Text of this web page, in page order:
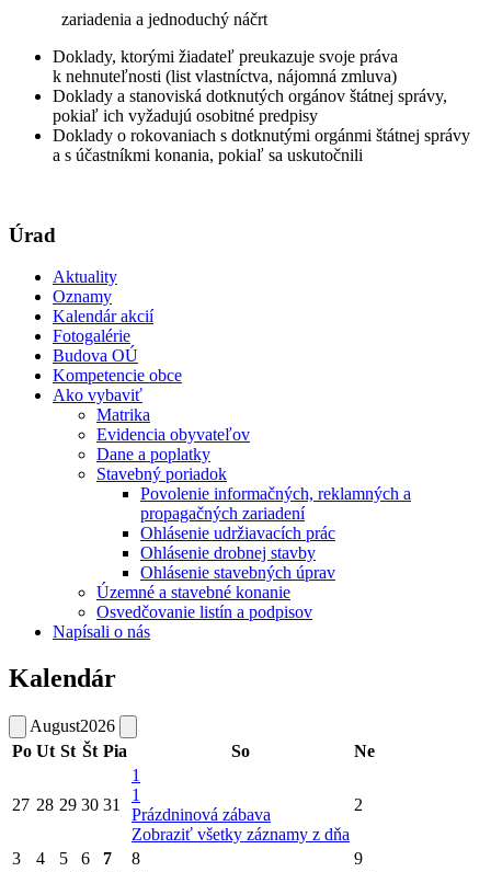
zariadenia a jednoduchý náčrt
Doklady, ktorými žiadateľ preukazuje svoje práva
k nehnuteľnosti (list vlastníctva, nájomná zmluva)
Doklady a stanoviská dotknutých orgánov štátnej správy,
pokiaľ ich vyžadujú osobitné predpisy
Doklady o rokovaniach s dotknutými orgánmi štátnej správy
a s účastníkmi konania, pokiaľ sa uskutočnili
Úrad
Aktuality
Oznamy
Kalendár akcií
Fotogalérie
Budova OÚ
Kompetencie obce
Ako vybaviť
Matrika
Evidencia obyvateľov
Dane a poplatky
Stavebný poriadok
Povolenie informačných, reklamných a
propagačných zariadení
Ohlásenie udržiavacích prác
Ohlásenie drobnej stavby
Ohlásenie stavebných úprav
Územné a stavebné konanie
Osvedčovanie listín a podpisov
Napísali o nás
Kalendár
August2026
Po Ut St Št Pia So Ne
27 28 29 30 31
1
1
Prázdninová zábava
Zobraziť všetky záznamy z dňa
2
3 4 5 6 7 8
9